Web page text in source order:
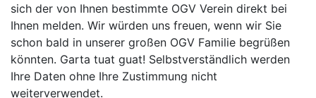
sich der von Ihnen bestimmte OGV Verein direkt bei
Ihnen melden. Wir würden uns freuen, wenn wir Sie
schon bald in unserer großen OGV Familie begrüßen
könnten. Garta tuat guat! Selbstverständlich werden
Ihre Daten ohne Ihre Zustimmung nicht
weiterverwendet.